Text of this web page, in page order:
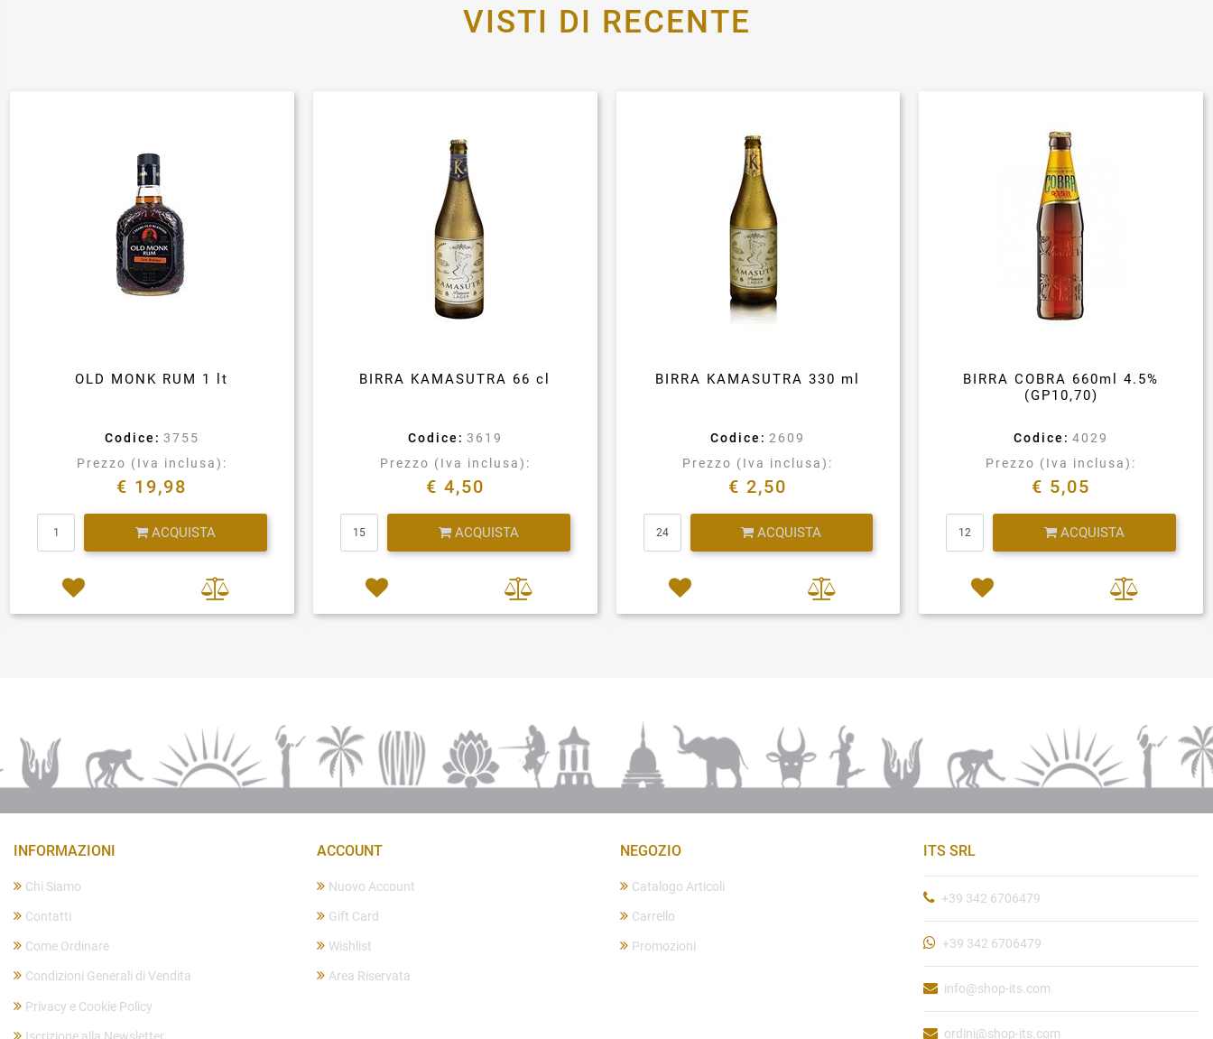
VISTI DI RECENTE
OLD MONK RUM 1 lt
Codice: 3755
Prezzo (Iva inclusa):
€ 19,98
ACQUISTA
BIRRA KAMASUTRA 66 cl
Codice: 3619
Prezzo (Iva inclusa):
€ 4,50
ACQUISTA
BIRRA KAMASUTRA 330 ml
Codice: 2609
Prezzo (Iva inclusa):
€ 2,50
ACQUISTA
BIRRA COBRA 660ml 4.5%
(GP10,70)
Codice: 4029
Prezzo (Iva inclusa):
€ 5,05
ACQUISTA
INFORMAZIONI
Chi Siamo
Contatti
Come Ordinare
Condizioni Generali di Vendita
Privacy e Cookie Policy
ACCOUNT
Nuovo Account
Gift Card
Wishlist
Area Riservata
NEGOZIO
Catalogo Articoli
Carrello
Promozioni
ITS SRL
+39 342 6706479
+39 342 6706479
info@shop-its.com
ordini@shop-its.com